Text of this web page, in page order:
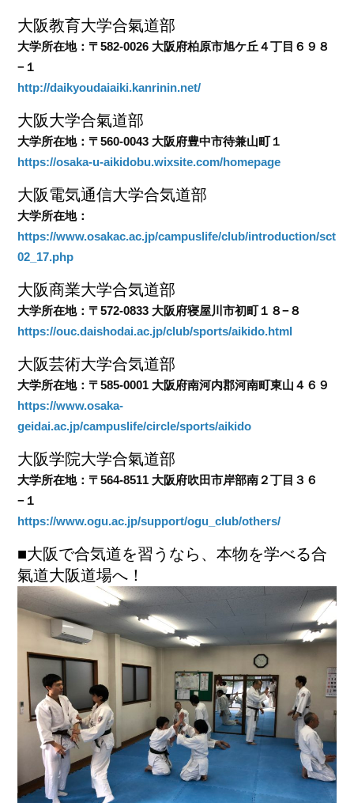
大阪教育大学合氣道部
大学所在地：〒582-0026 大阪府柏原市旭ケ丘４丁目６９８
−１
http://daikyoudaiaiki.kanrinin.net/
大阪大学合氣道部
大学所在地：〒560-0043 大阪府豊中市待兼山町１
https://osaka-u-aikidobu.wixsite.com/homepage
大阪電気通信大学合気道部
大学所在地：
https://www.osakac.ac.jp/campuslife/club/introduction/sct
02_17.php
大阪商業大学合気道部
大学所在地：〒572-0833 大阪府寝屋川市初町１８−８
https://ouc.daishodai.ac.jp/club/sports/aikido.html
大阪芸術大学合気道部
大学所在地：〒585-0001 大阪府南河内郡河南町東山４６９
https://www.osaka-
geidai.ac.jp/campuslife/circle/sports/aikido
大阪学院大学合氣道部
大学所在地：〒564-8511 大阪府吹田市岸部南２丁目３６
−１
https://www.ogu.ac.jp/support/ogu_club/others/
■大阪で合気道を習うなら、本物を学べる合
氣道大阪道場へ！